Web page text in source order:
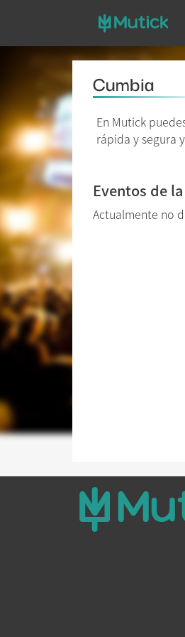
Cumbia
En Mutick
rápida y segura
Eventos de
Actualmente no